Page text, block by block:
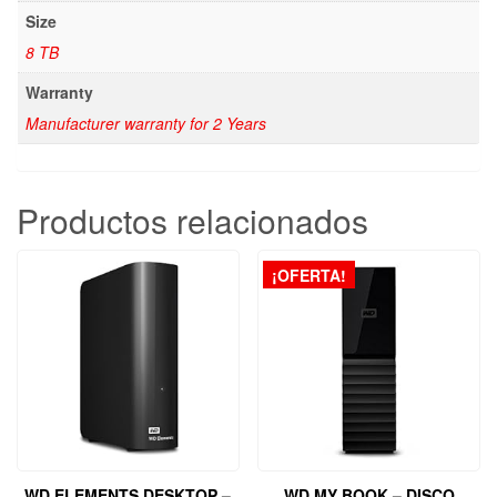
Size
8 TB
Warranty
Manufacturer warranty for 2 Years
Productos relacionados
¡OFERTA!